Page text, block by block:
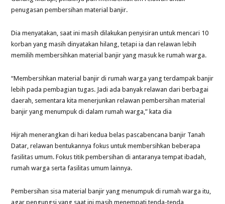
penugasan pembersihan material banjir.
Dia menyatakan, saat ini masih dilakukan penyisiran untuk mencari 10
korban yang masih dinyatakan hilang, tetapi ia dan relawan lebih
memilih membersihkan material banjir yang masuk ke rumah warga.
“Membersihkan material banjir di rumah warga yang terdampak banjir
lebih pada pembagian tugas. Jadi ada banyak relawan dari berbagai
daerah, sementara kita menerjunkan relawan pembersihan material
banjir yang menumpuk di dalam rumah warga,” kata dia
Hijrah menerangkan di hari kedua belas pascabencana banjir Tanah
Datar, relawan bentukannya fokus untuk membersihkan beberapa
fasilitas umum. Fokus titik pembersihan di antaranya tempat ibadah,
rumah warga serta fasilitas umum lainnya.
Pembersihan sisa material banjir yang menumpuk di rumah warga itu,
agar pengungsi yang saat ini masih menempati tenda-tenda